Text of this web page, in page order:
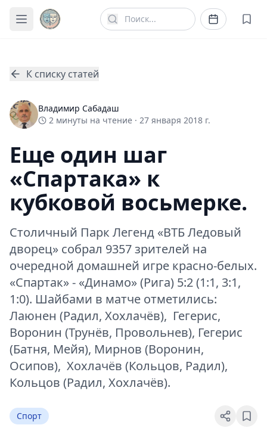
К списку статей
Владимир Сабадаш
2 минуты на чтение · 27 января 2018 г.
Еще один шаг
«Спартака» к
кубковой восьмерке.
Столичный Парк Легенд «ВТБ Ледовый
дворец» собрал 9357 зрителей на
очередной домашней игре красно-белых.
«Спартак» - «Динамо» (Рига) 5:2 (1:1, 3:1,
1:0). Шайбами в матче отметились:
Лаюнен (Радил, Хохлачёв), Гегерис,
Воронин (Трунёв, Провольнев), Гегерис
(Батня, Мейя), Мирнов (Воронин,
Осипов), Хохлачёв (Кольцов, Радил),
Кольцов (Радил, Хохлачёв).
Спорт